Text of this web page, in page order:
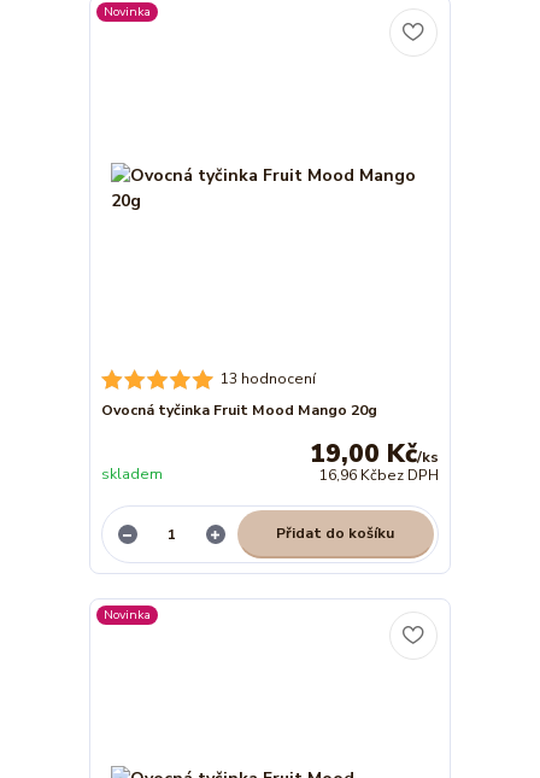
Novinka
13 hodnocení
Ovocná tyčinka Fruit Mood Mango 20g
19,00 Kč/ks
16,96 Kčbez DPH
skladem
Přidat do košíku
Novinka